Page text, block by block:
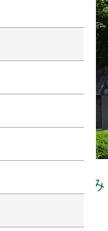
すばらしき”み
れました。